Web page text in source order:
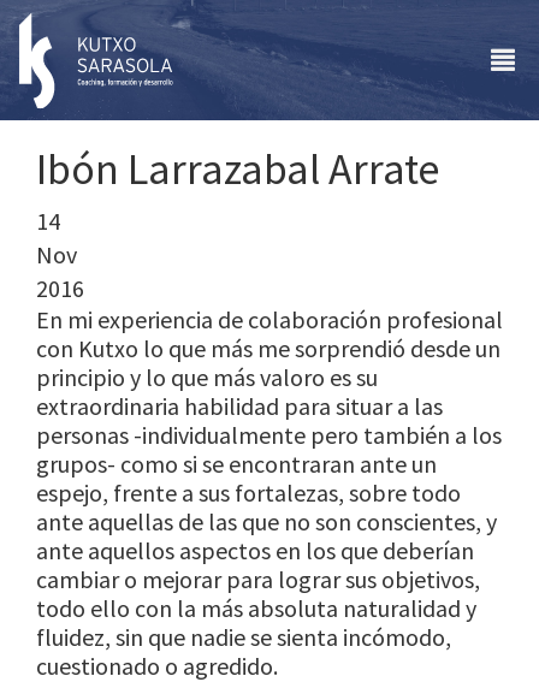
Ibón Larrazabal Arrate
14
Nov
2016
En mi experiencia de colaboración profesional
con Kutxo lo que más me sorprendió desde un
principio y lo que más valoro es su
extraordinaria habilidad para situar a las
personas -individualmente pero también a los
grupos- como si se encontraran ante un
espejo, frente a sus fortalezas, sobre todo
ante aquellas de las que no son conscientes, y
ante aquellos aspectos en los que deberían
cambiar o mejorar para lograr sus objetivos,
todo ello con la más absoluta naturalidad y
fluidez, sin que nadie se sienta incómodo,
cuestionado o agredido.